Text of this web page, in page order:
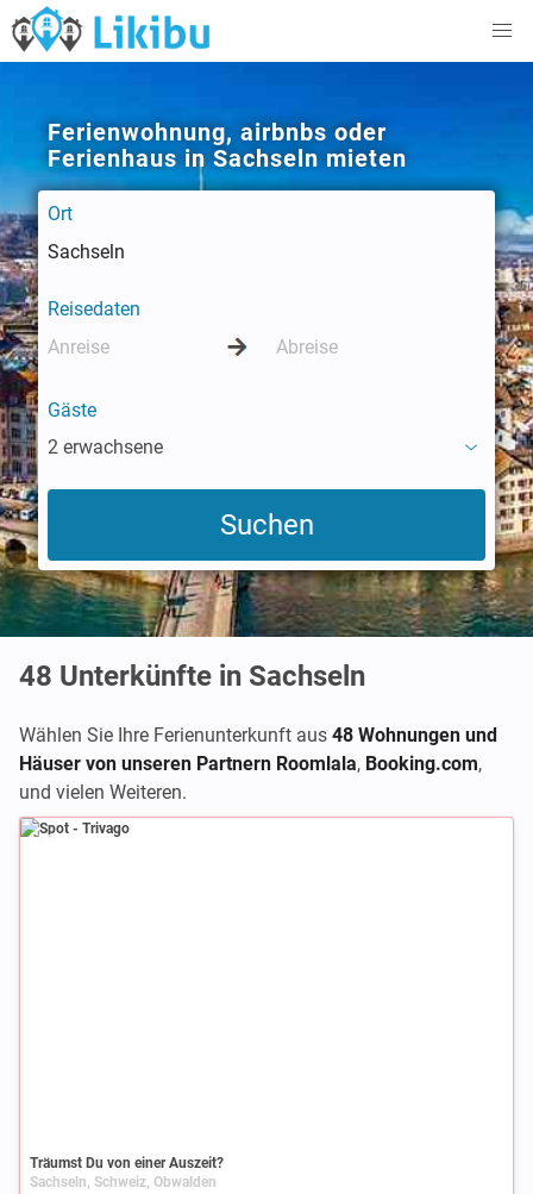
Ferienwohnung, airbnbs oder
Ferienhaus in Sachseln mieten
Ort
Reisedaten
Gäste
2 erwachsene
48 Unterkünfte in Sachseln
Wählen Sie Ihre Ferienunterkunft aus 48 Wohnungen und
Häuser von unseren Partnern Roomlala, Booking.com,
und vielen Weiteren.
Spot
Träumst Du von einer Auszeit?
Sachseln, Schweiz, Obwalden